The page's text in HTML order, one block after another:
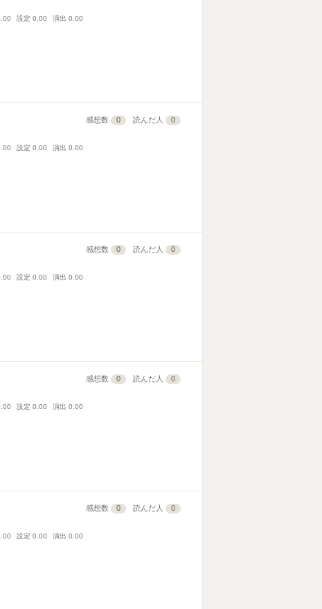
設定 0.00 演出 0.00
感想数 0 読んだ人 0
設定 0.00 演出 0.00
感想数 0 読んだ人 0
設定 0.00 演出 0.00
感想数 0 読んだ人 0
設定 0.00 演出 0.00
感想数 0 読んだ人 0
設定 0.00 演出 0.00